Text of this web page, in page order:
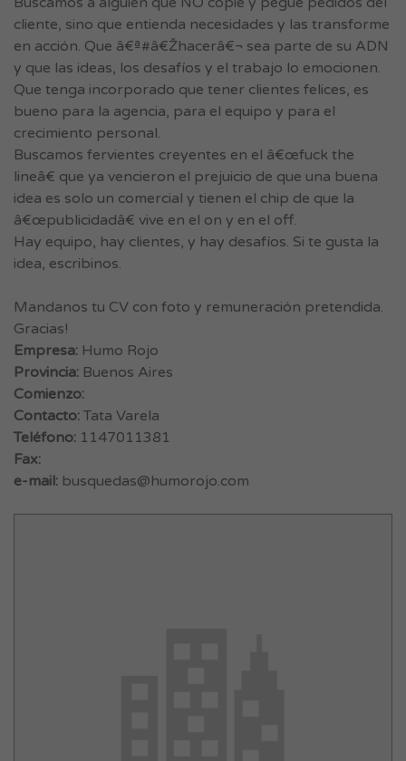
cliente, sino que entienda necesidades y las transforme
en acción. Que â€ª#â€Žhacerâ€¬ sea parte de su ADN
y que las ideas, los desafíos y el trabajo lo emocionen.
Que tenga incorporado que tener clientes felices, es
bueno para la agencia, para el equipo y para el
crecimiento personal.
Buscamos fervientes creyentes en el â€œfuck the
lineâ€ que ya vencieron el prejuicio de que una buena
idea es solo un comercial y tienen el chip de que la
â€œpublicidadâ€ vive en el on y en el off.
Hay equipo, hay clientes, y hay desafíos. Si te gusta la
idea, escribinos.
Mandanos tu CV con foto y remuneración pretendida.
Gracias!
Empresa: Humo Rojo
Provincia: Buenos Aires
Comienzo:
Contacto: Tata Varela
Teléfono: 1147011381
Fax:
e-mail: busquedas@humorojo.com